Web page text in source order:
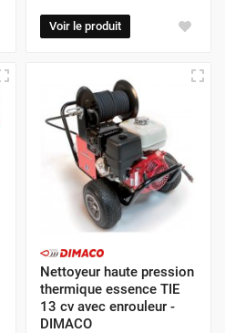
Voir le produit
Nettoyeur haute pression
thermique essence TIE
13 cv avec enrouleur -
DIMACO